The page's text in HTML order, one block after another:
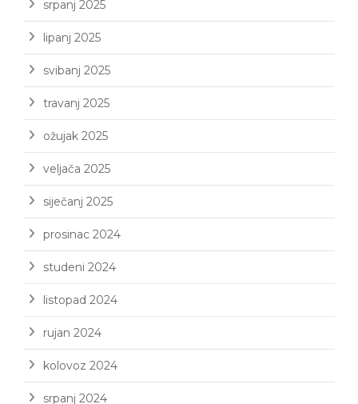
srpanj 2025
lipanj 2025
svibanj 2025
travanj 2025
ožujak 2025
veljača 2025
siječanj 2025
prosinac 2024
studeni 2024
listopad 2024
rujan 2024
kolovoz 2024
srpanj 2024